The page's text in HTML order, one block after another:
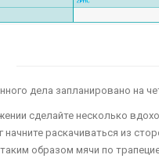
дела запланировано на
сделайте несколько
раскачиваться из
образом мячи по